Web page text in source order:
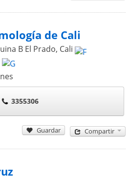
de Cali
B El Prado, Cali
3355306
Guardar Compartir